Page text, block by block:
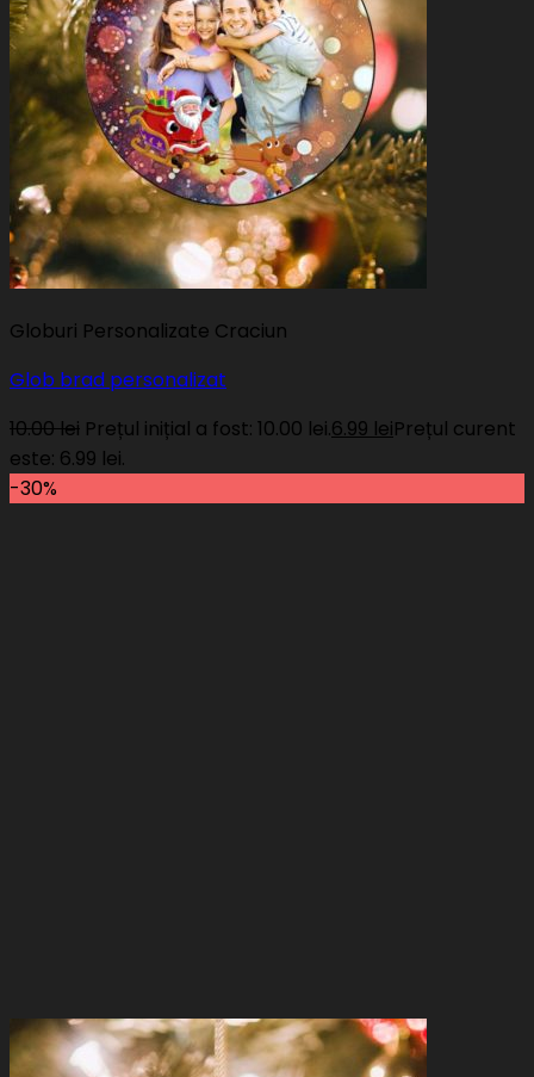
Globuri Personalizate Craciun
Glob brad personalizat
10.00lei Prețul inițial a fost: 10.00 lei.6.99 leiPrețul curent
este: 6.99 lei.
-30%